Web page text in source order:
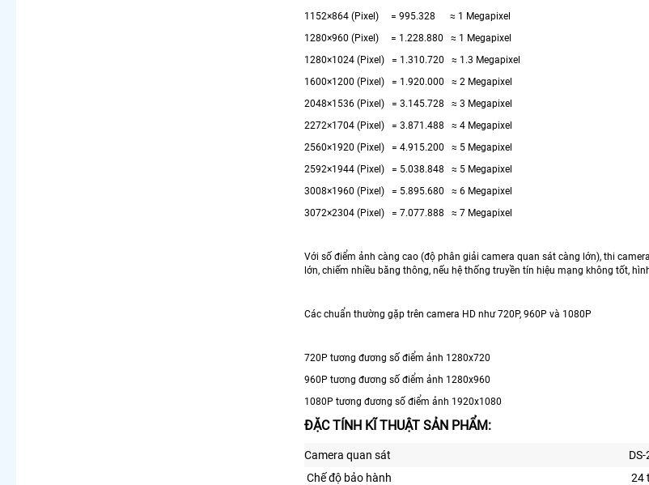
1152×864 (Pixel) = 995.328 ≈ 1 Megapixel
1280×960 (Pixel) = 1.228.880 ≈ 1 Megapixel
1280×1024 (Pixel) = 1.310.720 ≈ 1.3 Megapixel
1600×1200 (Pixel) = 1.920.000 ≈ 2 Megapixel
2048×1536 (Pixel) = 3.145.728 ≈ 3 Megapixel
2272×1704 (Pixel) = 3.871.488 ≈ 4 Megapixel
2560×1920 (Pixel) = 4.915.200 ≈ 5 Megapixel
2592×1944 (Pixel) = 5.038.848 ≈ 5 Megapixel
3008×1960 (Pixel) = 5.895.680 ≈ 6 Megapixel
3072×2304 (Pixel) = 7.077.888 ≈ 7 Megapixel
Với số điểm ảnh càng cao (độ phân giải camera quan sát càng lớn), thi
lớn, chiếm nhiều băng thông, nếu hệ thống truyền tín hiệu mạng không tốt,
Các chuẩn thường gặp trên camera HD như 720P, 960P và 1080P
720P tương đương số điểm ảnh 1280x720
960P tương đương số điểm ảnh 1280x960
1080P tương đương số điểm ảnh 1920x1080
ĐẶC TÍNH KĨ THUẬT SẢN PHẨM:
Camera quan sát
Chế độ bảo hành
24